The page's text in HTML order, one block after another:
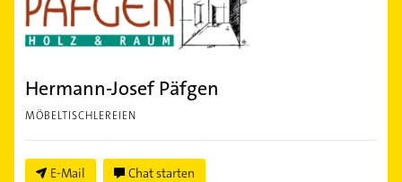
Hermann-Josef Päfgen
MÖBELTISCHLEREIEN
E-Mail Chat starten